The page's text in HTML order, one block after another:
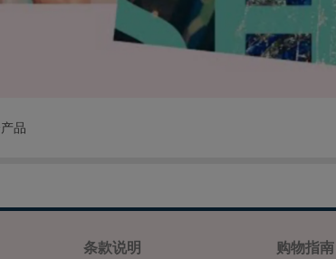
品
条款说明 购物指南